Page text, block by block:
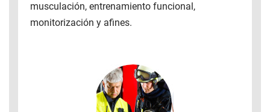
musculación, entrenamiento funcional,
monitorización y afines.